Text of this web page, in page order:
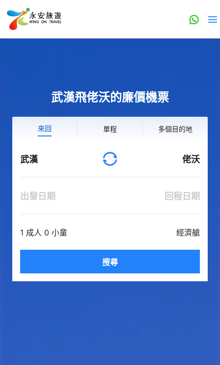
武漢飛佬沃的廉價機票
來回 單程 多個目的地
武漢 佬沃
出發日期 回程日期
1 成人 0 小童 經濟艙
搜尋